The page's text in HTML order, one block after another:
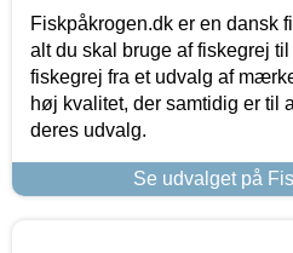
Fiskpåkrogen.dk er en dansk
alt du skal bruge af fiskegrej
fiskegrej fra et udvalg af
høj kvalitet, der samtidig er til
deres udvalg.
Se udvalget på